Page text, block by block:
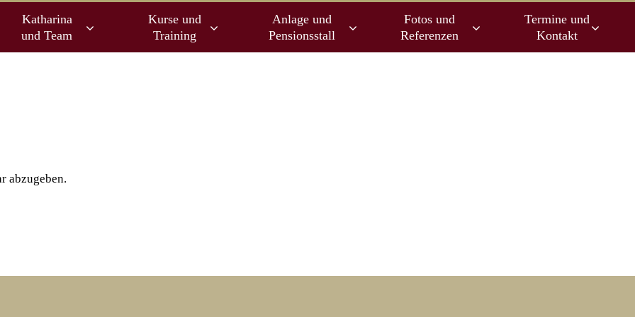
Katharina
und Team
Kurse und
Training
Anlage und
Pensionsstall
Fotos und
Referenzen
Termine und
Kontakt
abzugeben.